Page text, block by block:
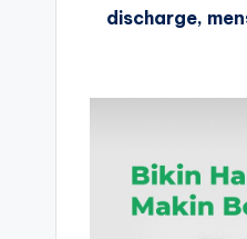
discharge,